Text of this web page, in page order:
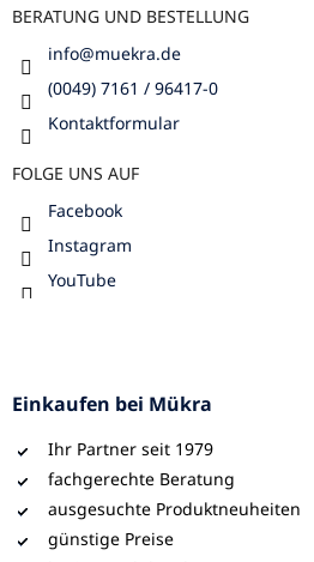
BERATUNG UND BESTELLUNG
info@muekra.de
(0049) 7161 / 96417-0
Kontaktformular
FOLGE UNS AUF
Facebook
Instagram
YouTube
Einkaufen bei Mükra
Ihr Partner seit 1979
fachgerechte Beratung
ausgesuchte Produktneuheiten
günstige Preise